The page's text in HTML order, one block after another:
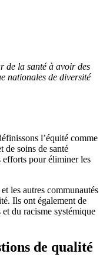
de la santé à avoir des
nationales de diversité
l’équité comme
de soins de santé
efforts pour éliminer les
les autres communautés
Ils ont également de
du racisme systémique
de qualité